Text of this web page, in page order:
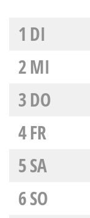
1 DI
2MI
3DO
4FR
5SA
6SO